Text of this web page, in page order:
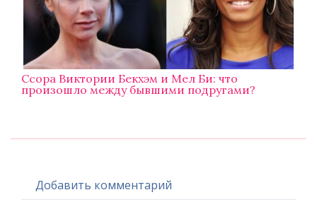
Ссора Виктории Бекхэм и Мел Би: что
произошло между бывшими подругами?
Добавить комментарий